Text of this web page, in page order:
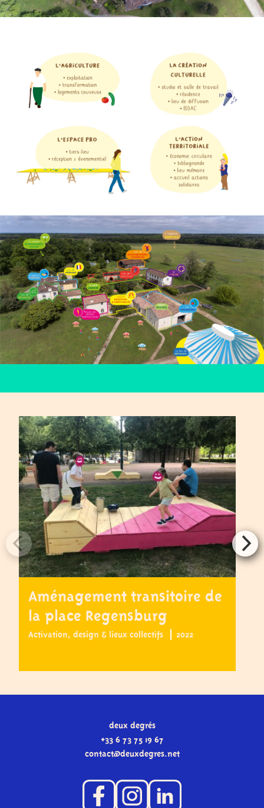
Aménagement transitoire de
la place Regensburg
Activation, design & lieux collectifs 2022
deux degrés
+33 6 73 75 19 67
contact@deuxdegres.net